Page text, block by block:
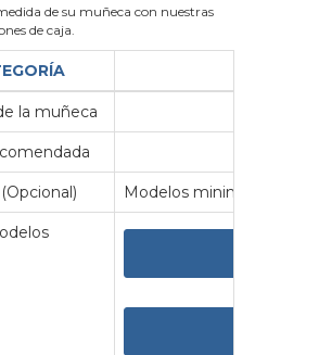
de su muñeca con nuestras
de caja.
la muñeca
Modelos minimalistas y